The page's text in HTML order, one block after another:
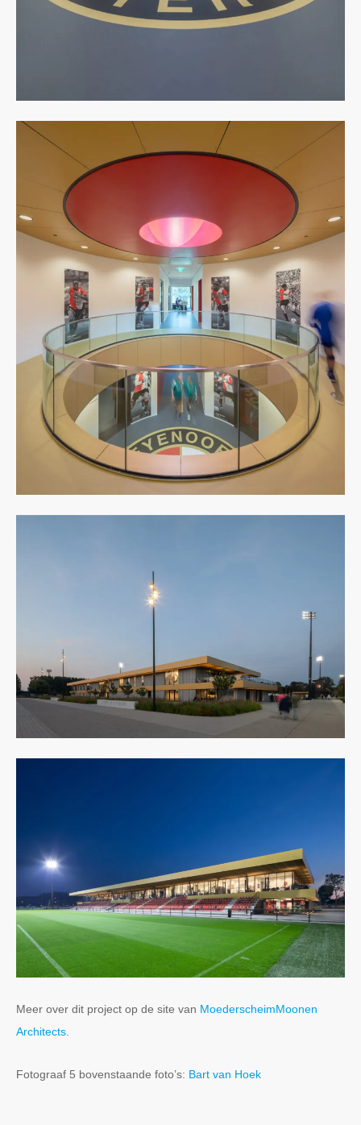
Meer over dit project op de site van MoederscheimMoonen
Architects.
Fotograaf 5 bovenstaande foto’s: Bart van Hoek